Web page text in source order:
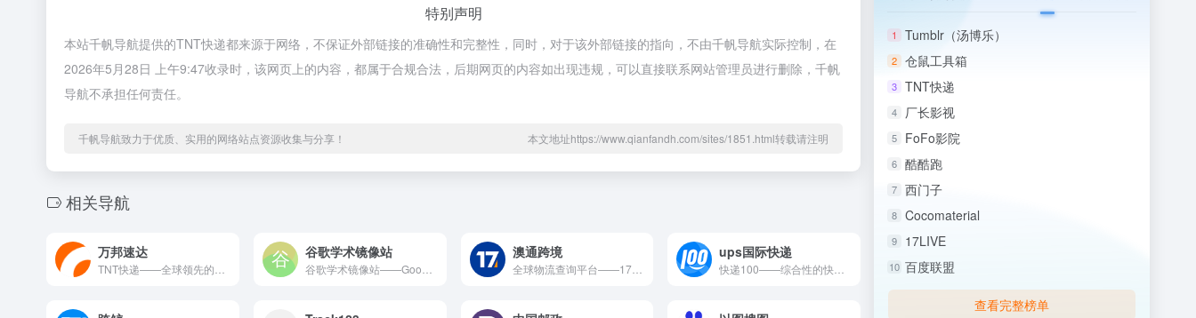
特别声明
本站千帆导航提供的TNT快递都来源于网络，不保证外部链接的准确性和完整性，同时，对于该外部链接的指向，不由千帆导航实际控制，在
2026年5月28日 上午9:47收录时，该网页上的内容，都属于合规合法，后期网页的内容如出现违规，可以直接联系网站管理员进行删除，千帆
导航不承担任何责任。
千帆导航致力于优质、实用的网络站点资源收集与分享！ 本文地址https://www.qianfandh.com/sites/1851.html转载请注明
相关导航
万邦速达 谷歌学术镜像站 澳通跨境
全球物流查询平台——17TRACK是一款全球物流查询平台，专...
ups国际快递
1 Tumblr（汤博乐）
2 仓鼠工具箱
3 TNT快递
4 厂长影视
5 FoFo影院
6 酷酷跑
7 西门子
8 Cocomaterial
9 17LIVE
10 百度联盟
查看完整榜单